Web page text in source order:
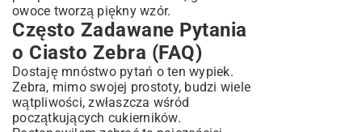
owoce tworzą piękny wzór.
Często Zadawane Pytania
o Ciasto Zebra (FAQ)
Dostaję mnóstwo pytań o ten wypiek.
Zebra, mimo swojej prostoty, budzi wiele
wątpliwości, zwłaszcza wśród
początkujących cukierników.